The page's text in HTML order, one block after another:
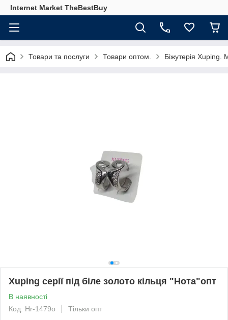
Internet Market TheBestBuy
Товари та послуги Товари оптом. Біжутерія Xuping.
Xuping серії під біле золото кільця "Нота"опт
В наявності
Код: Hr-1479о
Тільки опт